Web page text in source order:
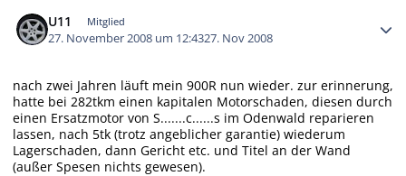
U11 Mitglied
27. November 2008 um 12:4327. Nov 2008
nach zwei Jahren läuft mein 900R nun wieder. zur erinnerung,
hatte bei 282tkm einen kapitalen Motorschaden, diesen durch
einen Ersatzmotor von S.......c......s im Odenwald reparieren
lassen, nach 5tk (trotz angeblicher garantie) wiederum
Lagerschaden, dann Gericht etc. und Titel an der Wand
(außer Spesen nichts gewesen).